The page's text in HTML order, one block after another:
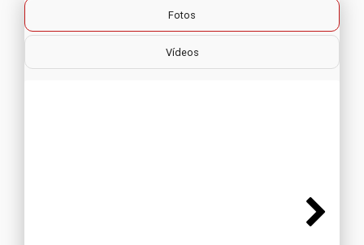
Fotos
Vídeos